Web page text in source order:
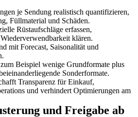
je Sendung realistisch quantifizieren,
Füllmaterial und Schäden.
Rüstaufschläge erfassen,
klären.
mit Forecast, Saisonalität und
Beispiel wenige Grundformate plus
Sonderformate.
Transparenz für Einkauf,
und verhindert Optimierungen am
und Freigabe ab